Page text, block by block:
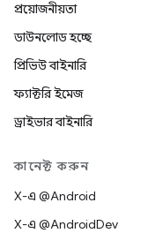
প্রয়োজনীয়তা
ডাউনলোড হচ্ছে
প্রিভিউ বাইনারি
ফ্যাক্টরি ইমেজ
ড্রাইভার বাইনারি
কানেক্ট করুন
X-এ @Android
X-এ @AndroidDev